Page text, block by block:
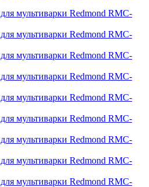
мультиварки Redmond RMC-
мультиварки Redmond RMC-
мультиварки Redmond RMC-
мультиварки Redmond RMC-
мультиварки Redmond RMC-
мультиварки Redmond RMC-
мультиварки Redmond RMC-
мультиварки Redmond RMC-
мультиварки Redmond RMC-